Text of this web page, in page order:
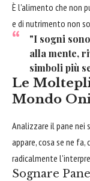
È l'alimento che non
e di nutrimento non
"I sogni
alla mente,
simboli più
Le
Mondo
Analizzare il pane
appare, cosa se ne
radicalmente
Sognare